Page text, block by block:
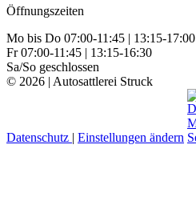
Öffnungszeiten
Mo bis Do 07:00-11:45 | 13:15-17:00
Fr 07:00-11:45 | 13:15-16:30
Sa/So geschlossen
© 2026 | Autosattlerei Struck
Datenschutz | Einstellungen ändern